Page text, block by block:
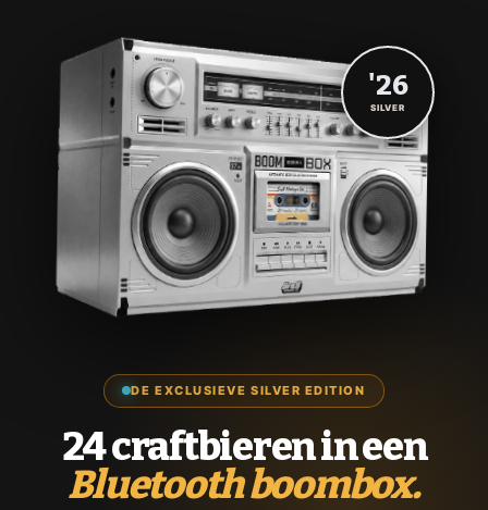
DE EXCLUSIEVE SILVER EDITION
24 craftbieren in een
Bluetooth boombox.
'26
SILVER